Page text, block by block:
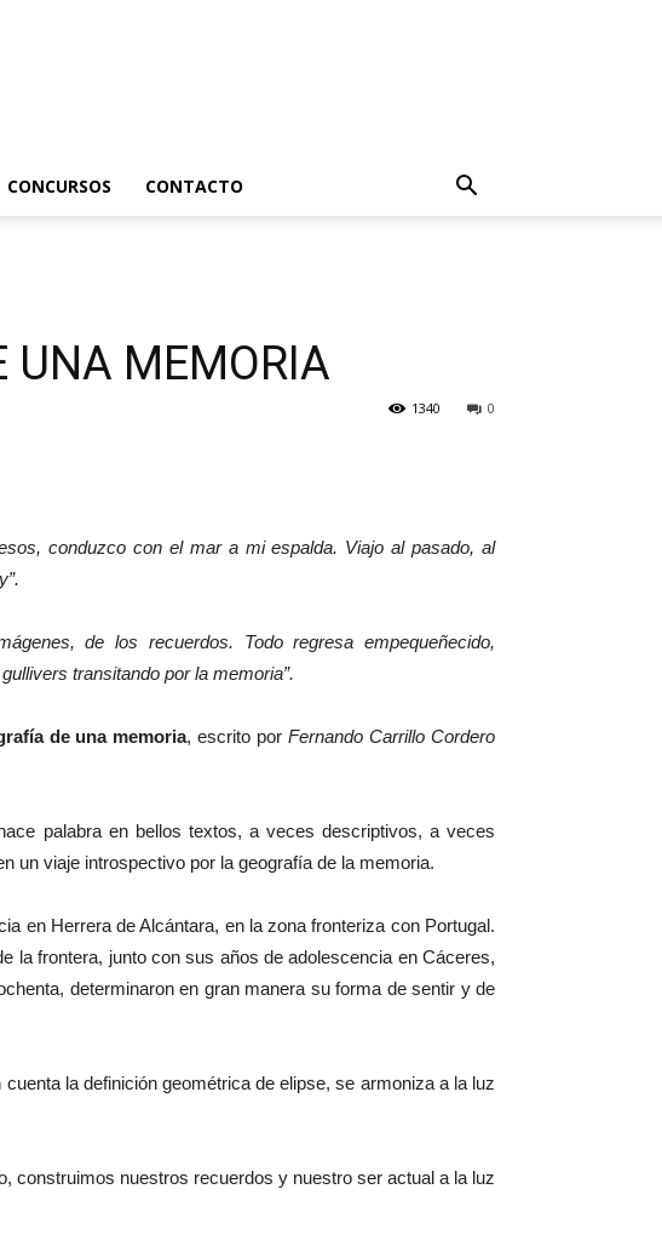
CONCURSOS CONTACTO
UNA MEMORIA
0
1340
conduzco con el mar a mi espalda. Viajo al pasado, al
de los recuerdos. Todo regresa empequeñecido,
transitando por la memoria”.
de una memoria, escrito porFernando Carrillo Cordero
palabra en bellos textos, a veces descriptivos, a veces
un viaje introspectivo por la geografía de la memoria.
en Herrera de Alcántara, en la zona fronteriza con Portugal.
la frontera, junto con sus años de adolescencia en Cáceres,
determinaron en gran manera su forma de sentir y de
la definición geométrica de elipse, se armoniza a la luz
construimos nuestros recuerdos y nuestro ser actual a la luz